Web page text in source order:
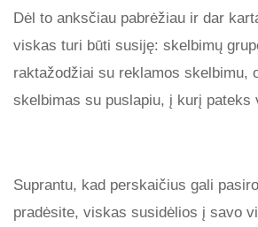
Dėl to anksčiau pabrėžiau ir dar
viskas turi būti susiję: skelbimų
raktažodžiai su reklamos skelbimu,
skelbimas su puslapiu, į kurį pateks
Suprantu, kad perskaičius gali
pradėsite, viskas susidėlios į savo